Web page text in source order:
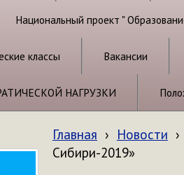
Национальный проект "
классы Вакансии
НАГРУЗКИ
Главная › Новости ›
Сибири-2019»